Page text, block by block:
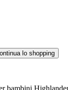
lo shopping
bambini